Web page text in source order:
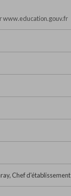
www.education.gouv.fr
Chef d'établissement